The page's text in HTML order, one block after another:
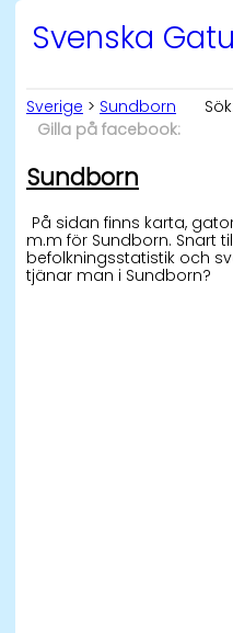
Svenska
Sverige > Sundborn
Sök:
Gilla på facebook:
Sundborn
På sidan finns karta,
m.m för Sundborn. Snart
befolkningsstatistik och
tjänar man i Sundborn?